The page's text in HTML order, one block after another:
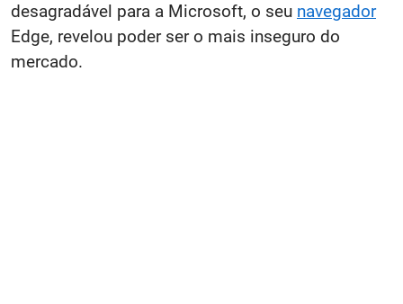
desagradável para a Microsoft, o seu navegador
Edge, revelou poder ser o mais inseguro do
mercado.